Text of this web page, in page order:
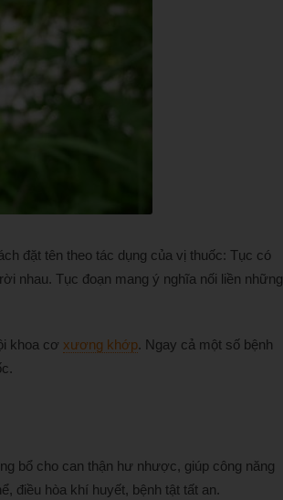
đặt tên theo tác dụng của vị thuốc: Tục có
nhau. Tục đoạn mang ý nghĩa nối liền những
khoa cơ xương khớp. Ngay cả một số bệnh
bổ cho can thận hư nhược, giúp công năng
điều hòa khí huyết, bệnh tật tất an.